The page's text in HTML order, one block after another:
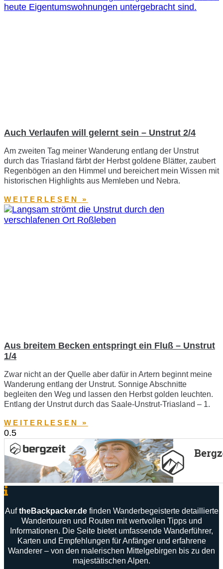
Auch Verlaufen will gelernt sein – Unstrut 2/4
Am zweiten Tag meiner Wanderung entlang der Unstrut
durch das Triasland färbt der Herbst goldene Blätter, zaubert
Regenbögen an den Himmel und bereichert mein Wissen mit
historischen Highlights aus Memleben und Nebra.
WEITERLESEN »
Aus breitem Becken entspringt ein Fluß – Unstrut
1/4
Zwar nicht an der Quelle aber dafür in Artern beginnt meine
Wanderung entlang der Unstrut. Sonnige Abschnitte
begleiten den Weg und lassen den Herbst golden leuchten.
Entlang der Unstrut durch das Saale-Unstrut-Triasland – 1.
WEITERLESEN »
Auf theBackpacker.de finden Wanderbegeisterte detaillierte
Wandertouren und Routen mit wertvollen Tipps und
Informationen. Die Seite bietet umfassende Wanderführer,
Karten und Empfehlungen für Anfänger und erfahrene
Wanderer – von den malerischen Mittelgebirgen bis zu den
majestätischen Alpen.